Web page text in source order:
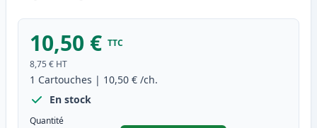
10,50 € TTC
8,75 € HT
1 Cartouches | 10,50 € /ch.
En stock
Quantité